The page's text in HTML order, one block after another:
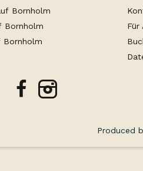
Bornholm
Bornholm
Bornholm
facebookinstagram
Für
Produced